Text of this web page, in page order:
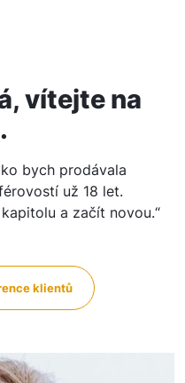
vítejte na
bych prodávala
už 18 let.
a začít novou.“
klientů